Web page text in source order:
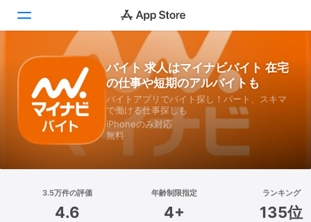
ゲーム
アプリ
Arcade
検索
プラットフォーム
バイト 求人はマイナビバイト 在宅
の仕事や短期のアルバイトも
バイトアプリでバイト探し！パート、スキマ
で働ける仕事探しも
iPhoneのみ対応
無料
3.5万件の評価
4.6
年齢制限指定
4+
ランキング
135位